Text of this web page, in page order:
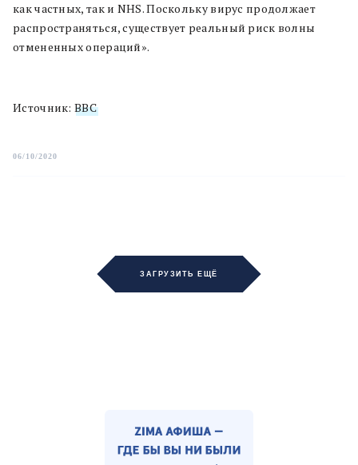
как частных, так и NHS. Поскольку вирус продолжает
распространяться, существует реальный риск волны
отмененных операций».
Источник: BBC
06/10/2020
ЗАГРУЗИТЬ ЕЩЁ